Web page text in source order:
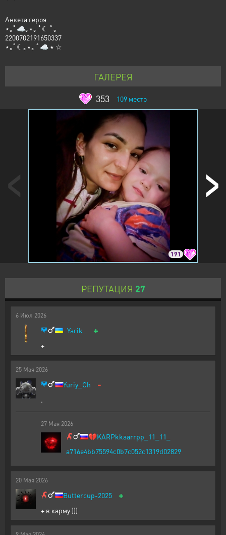
Анкета героя
⋆｡ﾟ☁︎｡⋆｡ ﾟ☾ ﾟ｡
2200702191650337
⋆｡ﾟ☾｡⋆｡ ﾟ☁︎ ٭ ☆
ГАЛЕРЕЯ
353
109 место
191
РЕПУТАЦИЯ 27
6 Июл 2026
_Yarik_ +
+
25 Мая 2026
Yuriy_Ch -
.
27 Мая 2026
💔KARPkkaarrpp_11_11_
a716e4bb75594c0b7c052c1319d02829
20 Мая 2026
Buttercup-2025 +
+ в карму )))